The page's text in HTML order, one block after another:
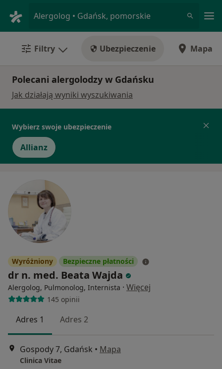
Alergolog • Gdańsk, pomorskie
Filtry Ubezpieczenie Mapa
Polecani alergolodzy w Gdańsku
Jak działają wyniki wyszukiwania
Wybierz swoje ubezpieczenie
Allianz
Wyróżniony Bezpieczne płatności
dr n. med. Beata Wajda
Alergolog, Pulmonolog, Internista · Więcej
145 opinii
Adres 1 Adres 2
Gospody 7, Gdańsk • Mapa
Clinica Vitae